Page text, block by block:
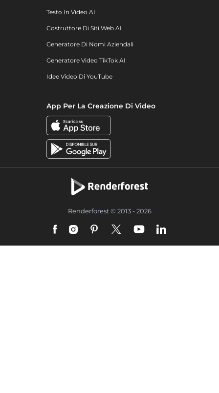
Testo In Video AI
Costruttore Di Siti Web AI
Generatore Di Nomi Aziendali
Generatore Video TikTok AI
Idee Video Di YouTube
App Per La Creazione Di Video
Renderforest © 2013 - 2026